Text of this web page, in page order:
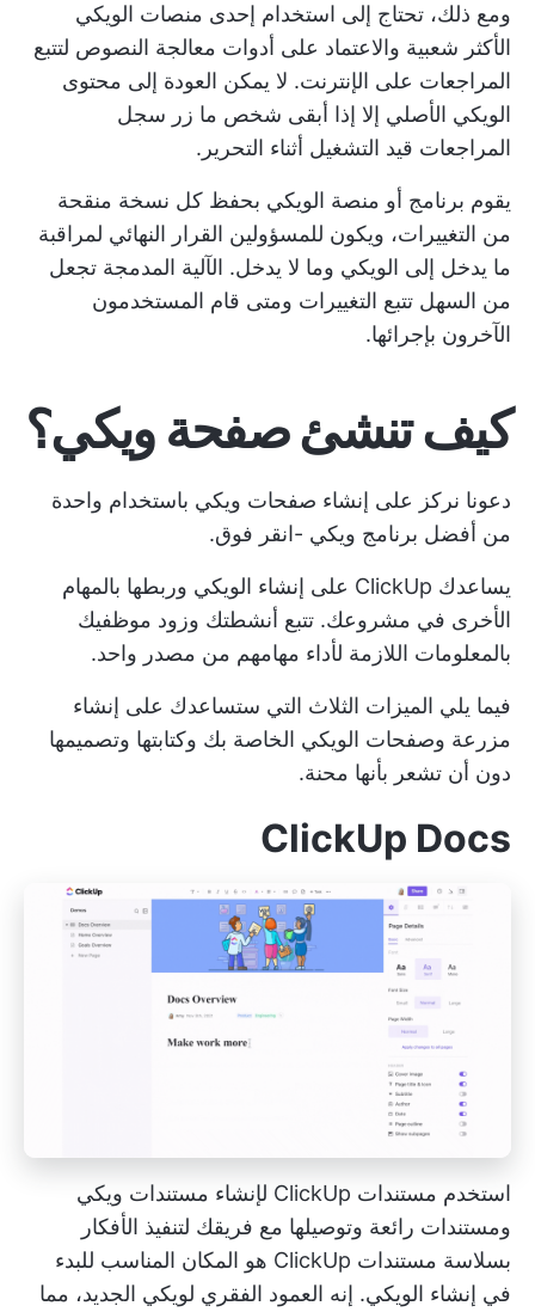
ومع ذلك، تحتاج إلى استخدام إحدى منصات الويكي
الأكثر شعبية والاعتماد على أدوات معالجة النصوص لتتبع
المراجعات على الإنترنت. لا يمكن العودة إلى محتوى
الويكي الأصلي إلا إذا أبقى شخص ما زر سجل
المراجعات قيد التشغيل أثناء التحرير.
يقوم برنامج أو منصة الويكي بحفظ كل نسخة منقحة
من التغييرات، ويكون للمسؤولين القرار النهائي لمراقبة
ما يدخل إلى الويكي وما لا يدخل. الآلية المدمجة تجعل
من السهل تتبع التغييرات ومتى قام المستخدمون
الآخرون بإجرائها.
كيف تنشئ صفحة ويكي؟
دعونا نركز على إنشاء صفحات ويكي باستخدام واحدة
من أفضل برنامج ويكي -انقر فوق.
يساعدك ClickUp على إنشاء الويكي وربطها بالمهام
الأخرى في مشروعك. تتبع أنشطتك وزود موظفيك
بالمعلومات اللازمة لأداء مهامهم من مصدر واحد.
فيما يلي الميزات الثلاث التي ستساعدك على إنشاء
مزرعة وصفحات الويكي الخاصة بك وكتابتها وتصميمها
دون أن تشعر بأنها محنة.
ClickUp Docs
استخدم مستندات ClickUp لإنشاء مستندات ويكي
ومستندات رائعة وتوصيلها مع فريقك لتنفيذ الأفكار
بسلاسة مستندات ClickUp
هو المكان المناسب للبدء
في إنشاء الويكي. إنه العمود الفقري لويكي الجديد، مما